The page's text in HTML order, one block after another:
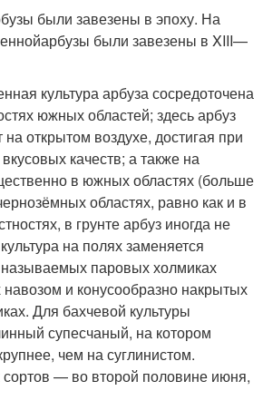
были завезены в эпоху. На
были завезены в XIII—
культура арбуза сосредоточена
южных областей; здесь арбуз
открытом воздухе, достигая при
качеств; а также на
в южных областях (больше
областях, равно как и в
в грунте арбуз иногда не
на полях заменяется
паровых холмиках
и конусообразно накрытых
Для бахчевой культуры
супесчаный, на котором
чем на суглинистом.
— во второй половине июня,